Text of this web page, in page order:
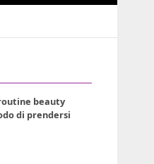
beauty
di prendersi